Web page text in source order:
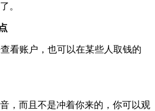
。
账户，也可以在某些人取钱的
而且不是冲着你来的，你可以观